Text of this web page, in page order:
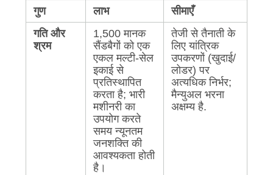
गुण लाभ
सीमाएँ
गति और
श्रम
1,500 मानक
सैंडबैगों को एक
एकल मल्टी-सेल
इकाई से
प्रतिस्थापित
करता है; भारी
मशीनरी का
उपयोग करते
समय न्यूनतम
जनशक्ति की
आवश्यकता होती
है।
तेजी से तैनाती के
लिए यांत्रिक
उपकरणों (खुदाई/
लोडर) पर
अत्यधिक निर्भर;
मैन्युअल भरना
अक्षम्य है.